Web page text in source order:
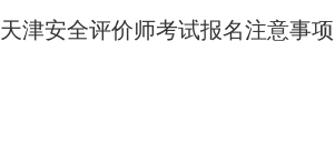
天津安全评价师考试报名注意事项